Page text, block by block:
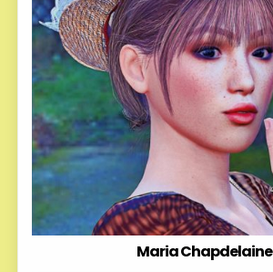
Maria Chapdelaine